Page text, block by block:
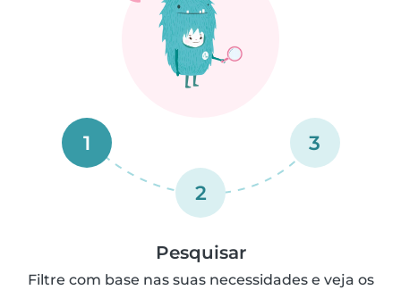
1
2
3
Pesquisar
Filtre com base nas suas necessidades e veja os